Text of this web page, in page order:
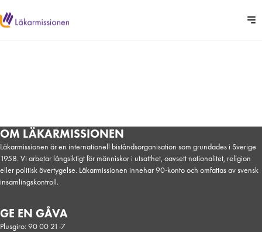
OM LÄKARMISSIONEN
Läkarmissionen är en internationell biståndsorganisation som grundades i Sverige
1958. Vi arbetar långsiktigt för människor i utsatthet, oavsett nationalitet, religion
eller politisk övertygelse. Läkarmissionen innehar 90-konto och omfattas av svensk
insamlingskontroll.
GE EN GÅVA
Plusgiro: 90 00 21-7